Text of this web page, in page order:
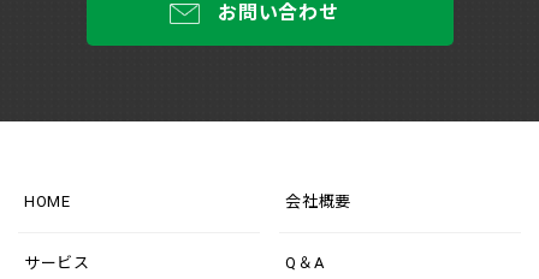
お問い合わせ
HOME 会社概要
サービス Q＆A